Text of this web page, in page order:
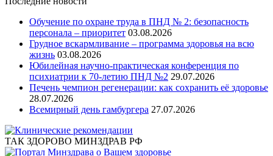
Обучение по охране труда в ПНД № 2: безопасность
персонала – приоритет 03.08.2026
Грудное вскармливание – программа здоровья на всю
жизнь 03.08.2026
Юбилейная научно-практическая конференция по
психиатрии к 70-летию ПНД №2 29.07.2026
Печень чемпион регенерации: как сохранить её здоровье
28.07.2026
Всемирный день гамбургера 27.07.2026
ТАК ЗДОРОВО МИНЗДРАВ РФ